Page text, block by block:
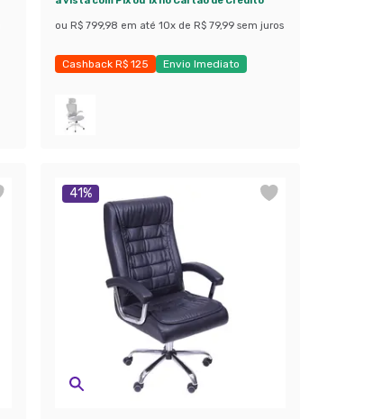
ou R$ 799,98 em até 10x de R$ 79,99 sem juros
Cashback R$ 125
Envio Imediato
41%